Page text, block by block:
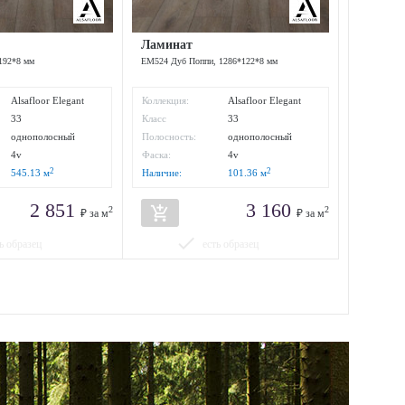
мм
Alsafloor Elegant
33
однополосный
4v
545.13м2
2 851 ₽ за м2
Ламинат
EM524 Дуб Поппи, 1286*122*8 мм
Коллекция:
Alsafloor Elegant
Medium
Класс
износостойкости:
33
Полосность:
однополосный
Фаска:
4v
Наличие:
101.36 м2
add_shopping_cart 3 160 ₽ за м2